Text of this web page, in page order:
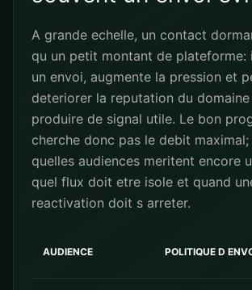
A grande echelle, un contact
qu un petit montant de plateforme:
un envoi, augmente la pression et
deteriorer la reputation du domaine
produire de signal utile. Le bon
cherche donc pas le debit
quelles audiences meritent encore
quel flux doit etre isole et quand
reactivation doit s arreter.
AUDIENCE POLITIQUE D